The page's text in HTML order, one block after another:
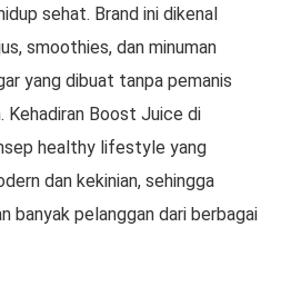
sehat. Brand ini dikenal
smoothies, dan minuman
yang dibuat tanpa pemanis
Kehadiran Boost Juice di
healthy lifestyle yang
dan kekinian, sehingga
banyak pelanggan dari berbagai